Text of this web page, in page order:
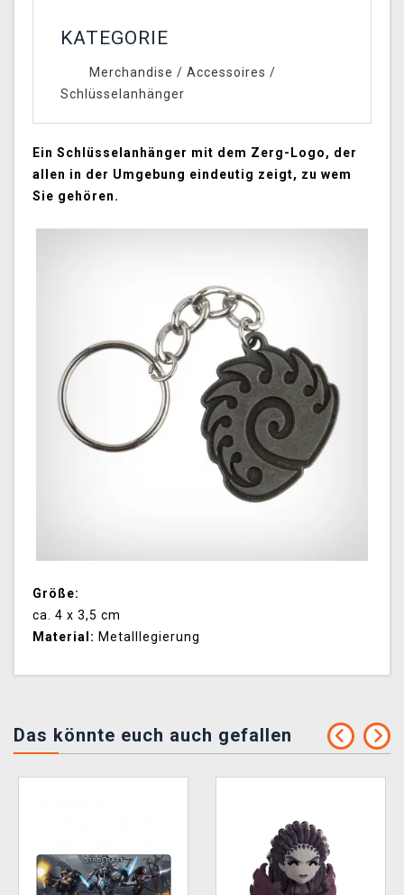
KATEGORIE
Merchandise / Accessoires /
Schlüsselanhänger
Ein Schlüsselanhänger mit dem Zerg-Logo, der
allen in der Umgebung eindeutig zeigt, zu wem
Sie gehören.
Größe:
ca. 4 x 3,5 cm
Material: Metalllegierung
Das könnte euch auch gefallen